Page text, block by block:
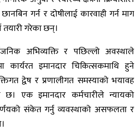
गर्न र दोषीलाई कारवाही गर्न माग
तयारी गरेका छन्।
अभिव्यक्ति र पछिल्लो अवस्थाले
कार्यरत इमानदार चिकित्सकमाथि हुने
द्वेष र प्रणालीगत समस्याको भयावह
एक इमानदार कर्मचारीले न्यायको
संकेत गर्नु व्यवस्थाको असफलता र